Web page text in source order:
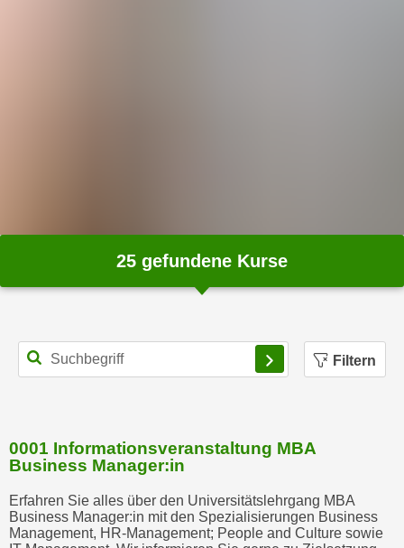
25 gefundene Kurse
Filtern
0001 Informationsveranstaltung MBA
Business Manager:in
Erfahren Sie alles über den Universitätslehrgang MBA
Business Manager:in mit den Spezialisierungen Business
Management, HR-Management; People and Culture sowie
n